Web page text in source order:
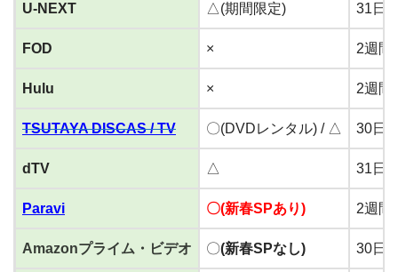
U-NEXT △(期間限定) 31日
FOD × 2週間
Hulu × 2週間
TSUTAYA DISCAS / TV 〇(DVDレンタル) / △ 30日
dTV △ 31日
Paravi 〇(新春SPあり) 2週間
Amazonプライム・ビデオ 〇(新春SPなし) 30日